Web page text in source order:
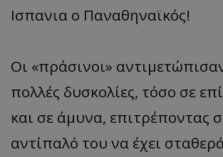
Ισπανια ο Παναθηναϊκός!
Οι «πράσινοι»
πολλές δυσκολίες, τόσο σε
και σε άμυνα, επιτρέποντας
αντίπαλό του να έχει